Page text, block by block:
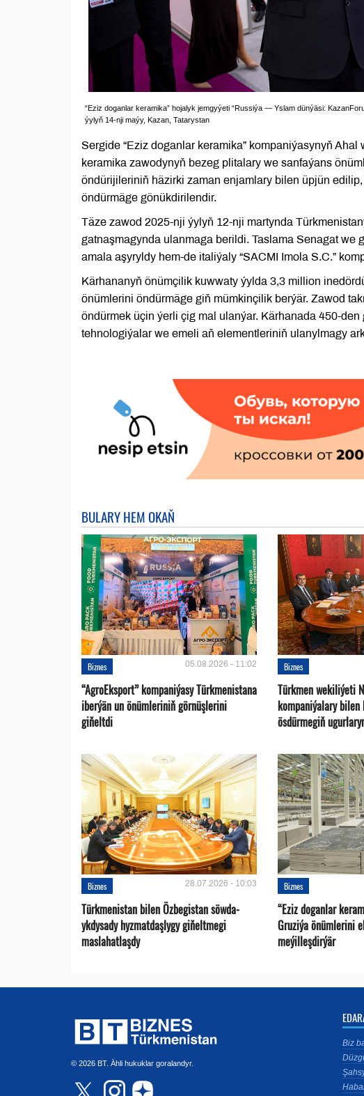
“Eziz doganlar keramika” hojalyk jemgyýeti “Russiýa — Yslam dünýäsi:
ýylyň 14-nji maýy, Kazan, Tatarystan
Sergide “Eziz doganlar keramika” kompaniýasynyň
keramika zawodynyň bezeg plitalary we sanfaýans
öndürijileriniň häzirki zaman enjamlary bilen üpjün
öndürmäge gönükdirilendir.
Täze zawod 2025-nji ýylyň 12-nji martynda
gatnaşmagynda ulanmaga berildi. Taslama Senagat
amala aşyryldy hem-de italiýaly “SACMI Imola S.C.”
Kärhananyň önümçilik kuwwaty ýylda 3,3 million
önümlerini öndürmäge giň mümkinçilik berýär. Zawod
öndürmek üçin ýerli çig mal ulanýar. Kärhanada 450-
tehnologiýalar we emeli aň elementleriniň ulanylmagy
BULARY HEM OKAŇ
Biznes 05.08.2026 - 11:02
“AgroEksport” kompaniýasy Türkmenistana
iberýän un önümleriniň görnüşlerini
giňeltdi
Biznes
Türkmen wekiliýeti
kompaniýalary bilen
ösdürmegiň
Biznes 28.07.2026 - 10:03
Türkmenistan bilen Özbegistan söwda-
ykdysady hyzmatdaşlygy giňeltmegi
maslahatlaşdy
Biznes
“Eziz doganlar
Gruziýa önümlerini
meýilleşdirýär
© 2026 BT. Ähli hukuklar goralandyr.
Biz